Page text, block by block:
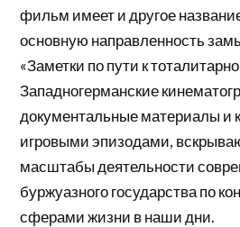
фильм имеет и другое
основную направленность
«Заметки по пути к
Западногерманские
документальные материалы и
игровыми эпизодами,
масштабы деятельности
буржуазного государства по
сферами жизни в наши дни.